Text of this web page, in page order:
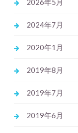
2026年5月
2024年7月
2020年1月
2019年8月
2019年7月
2019年6月